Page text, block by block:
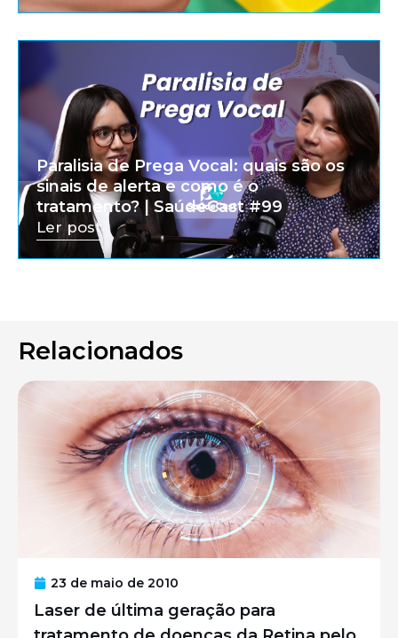
Paralisia de Prega Vocal: quais são os
sinais de alerta e como é o
tratamento? | SaúdeCast #99
Ler post
Relacionados
23 de maio de 2010
Laser de última geração para